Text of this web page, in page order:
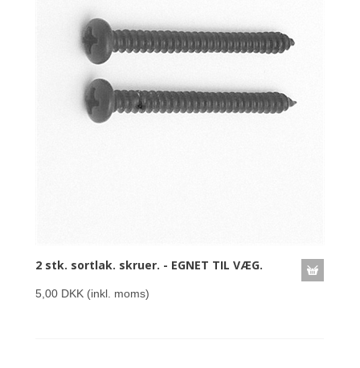
2 stk. sortlak. skruer. - EGNET TIL VÆG.
5,00 DKK (inkl. moms)